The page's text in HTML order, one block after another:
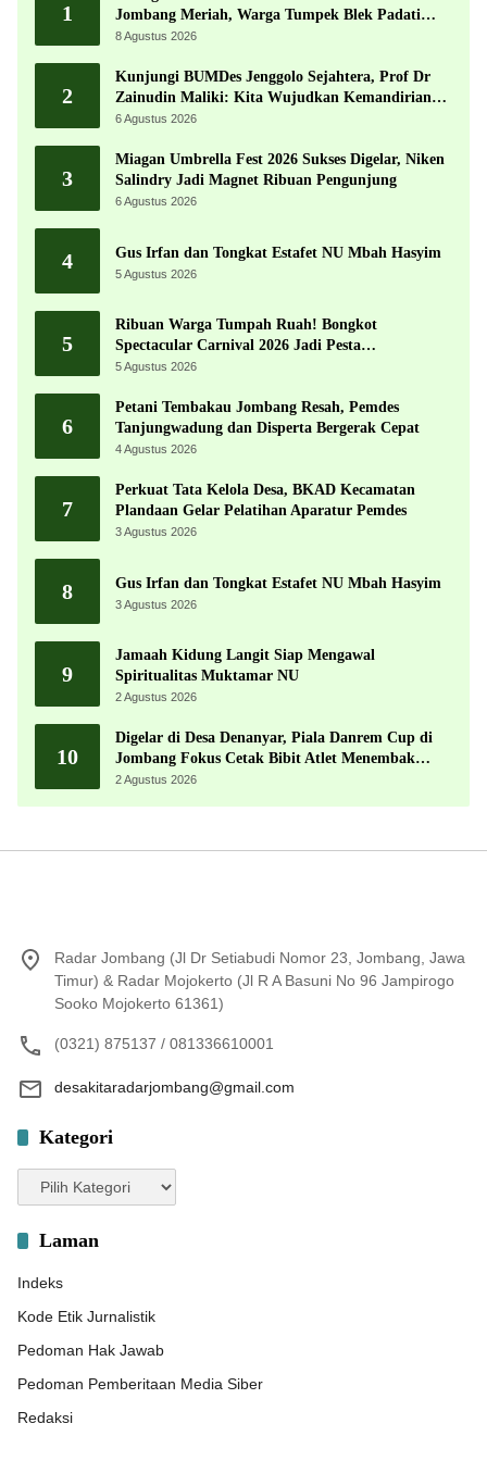
1
Jombang Meriah, Warga Tumpek Blek Padati
Karnaval Budaya
8 Agustus 2026
2
Kunjungi BUMDes Jenggolo Sejahtera, Prof Dr
Zainudin Maliki: Kita Wujudkan Kemandirian
Ekonomi dengan Potensi Desa
6 Agustus 2026
3
Miagan Umbrella Fest 2026 Sukses Digelar, Niken
Salindry Jadi Magnet Ribuan Pengunjung
6 Agustus 2026
4 Gus Irfan dan Tongkat Estafet NU Mbah Hasyim
5 Agustus 2026
5
Ribuan Warga Tumpah Ruah! Bongkot
Spectacular Carnival 2026 Jadi Pesta
Kemerdekaan Terbesar di Peterongan
5 Agustus 2026
6
Petani Tembakau Jombang Resah, Pemdes
Tanjungwadung dan Disperta Bergerak Cepat
4 Agustus 2026
7
Perkuat Tata Kelola Desa, BKAD Kecamatan
Plandaan Gelar Pelatihan Aparatur Pemdes
3 Agustus 2026
8 Gus Irfan dan Tongkat Estafet NU Mbah Hasyim
3 Agustus 2026
9
Jamaah Kidung Langit Siap Mengawal
Spiritualitas Muktamar NU
2 Agustus 2026
10
Digelar di Desa Denanyar, Piala Danrem Cup di
Jombang Fokus Cetak Bibit Atlet Menembak
Berprestasi
2 Agustus 2026
Radar Jombang (Jl Dr Setiabudi Nomor 23, Jombang, Jawa
Timur) & Radar Mojokerto (Jl R A Basuni No 96 Jampirogo
Sooko Mojokerto 61361)
(0321) 875137 / 081336610001
desakitaradarjombang@gmail.com
Kategori
Kategori
Laman
Indeks
Kode Etik Jurnalistik
Pedoman Hak Jawab
Pedoman Pemberitaan Media Siber
Redaksi